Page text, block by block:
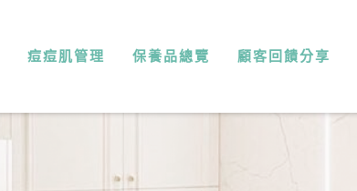
痘痘肌管理 保養品總覽 顧客回饋分享